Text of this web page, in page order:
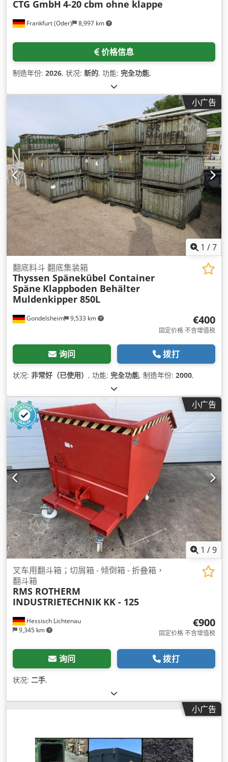
Frankfurt (Oder) 8,997 km
CTG GmbH 4-20 cbm ohne klappe
价格信息
制造年份: 2026, 状况: 新的, 功能: 完全功能,
小广告
1 /7
Gondelsheim 9,533 km
翻底料斗 翻底集装箱
Thyssen Spänekübel Container
Späne Klappboden Behälter
Muldenkipper 850L
€400
固定价格 不含增值税
询问 拨打
状况: 非常好（已使用） , 功能: 完全功能, 制造年份: 2000,
小广告
1 /9
Hessisch Lichtenau
9,345 km
叉车用翻斗箱；切屑箱 - 倾倒箱 - 折叠箱，
翻斗箱
RMS ROTHERM
INDUSTRIETECHNIK KK - 125
€900
固定价格 不含增值税
询问 拨打
状况: 二手,
小广告